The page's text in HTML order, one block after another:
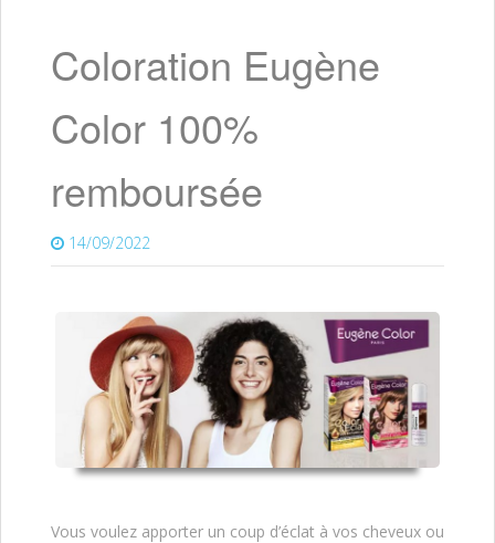
Coloration Eugène
Color 100%
remboursée
14/09/2022
Vous voulez apporter un coup d’éclat à vos cheveux ou